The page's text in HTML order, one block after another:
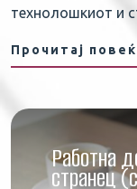
технолошкиот и
Прочитај
Работна
странец